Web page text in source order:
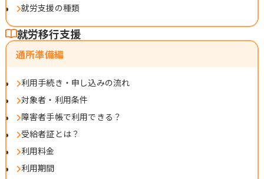
就労支援の種類
就労移行支援
通所準備編
利用手続き・申し込みの流れ
対象者・利用条件
障害者手帳で利用できる？
受給者証とは？
利用料金
利用期間